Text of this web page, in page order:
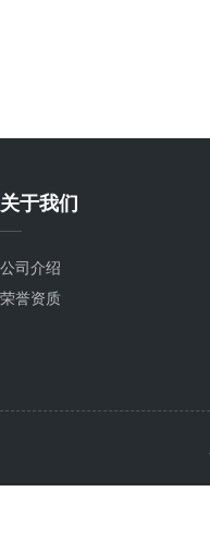
关于我们
公司介绍
荣誉资质